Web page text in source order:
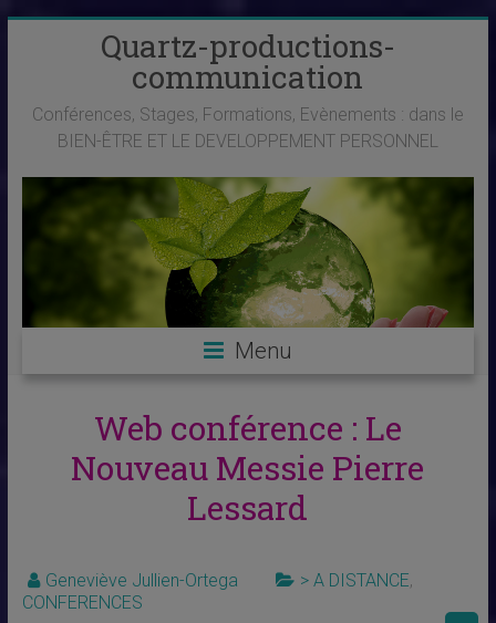
Quartz-productions-
communication
Conférences, Stages, Formations, Evènements : dans le
BIEN-ÊTRE ET LE DEVELOPPEMENT PERSONNEL
Menu
Web conférence : Le
Nouveau Messie Pierre
Lessard
Geneviève Jullien-Ortega > A DISTANCE,
CONFERENCES